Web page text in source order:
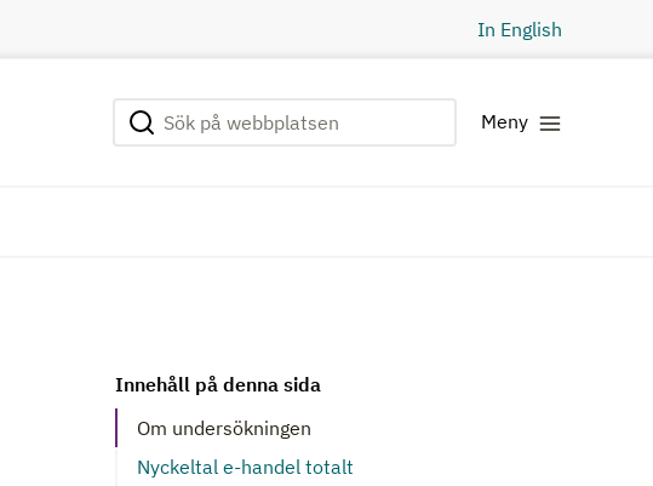
In English
Sök på webbplatsen
Genomför sökning Meny
Innehåll på denna sida
Om undersökningen
Nyckeltal e-handel totalt